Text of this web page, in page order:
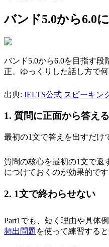
バンド5.0から6.0
バンド5.0から6.0を目指す段
正、ゆっくりした話し方で
出典: IELTS公式 スピーキン
1. 質問に正面から答える
最初の1文で答えを出すだけ
質問の核心を最初の1文で返
につけておくのが効果的です
2. 1文で終わらせない
Part1でも、短く理由や具体
頻出問題 を使って練習すると